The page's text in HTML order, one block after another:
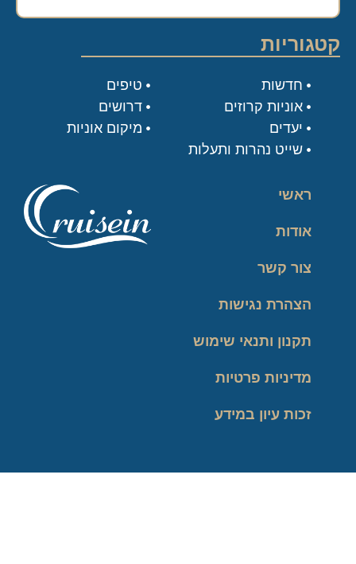
ראשי
אודות
צור קשר
הצהרת נגישות
תקנון ותנאי שימוש
מדיניות פרטיות
זכות עיון במידע
קטגוריות
טיפים
דרושים
מיקום אוניות
חדשות
אוניות קרוזים
יעדים
שייט נהרות ותעלות